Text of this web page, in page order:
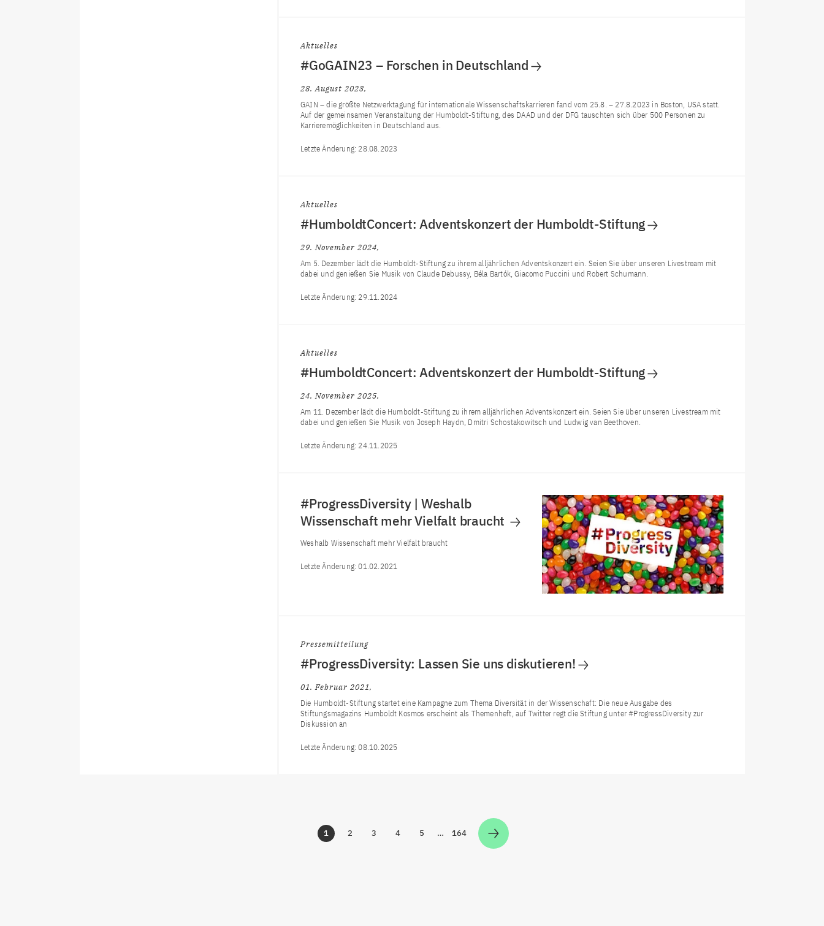
Aktuelles
#GoGAIN23 – Forschen in Deutschland
28. August 2023
GAIN – die größte Netzwerktagung für internationale Wissenschaftskarrieren fand vom 25.8. – 27.8.2023 in Boston, USA statt.
Auf der gemeinsamen Veranstaltung der Humboldt-Stiftung, des DAAD und der DFG tauschten sich über 500 Personen zu
Karrieremöglichkeiten in Deutschland aus.
Letzte Änderung: 28.08.2023
Aktuelles
#HumboldtConcert: Adventskonzert der Humboldt-Stiftung
29. November 2024
Am 5. Dezember lädt die Humboldt-Stiftung zu ihrem alljährlichen Adventskonzert ein. Seien Sie über unseren Livestream mit
dabei und genießen Sie Musik von Claude Debussy, Béla Bartók, Giacomo Puccini und Robert Schumann.
Letzte Änderung: 29.11.2024
Aktuelles
#HumboldtConcert: Adventskonzert der Humboldt-Stiftung
24. November 2025
Am 11. Dezember lädt die Humboldt-Stiftung zu ihrem alljährlichen Adventskonzert ein. Seien Sie über unseren Livestream mit
dabei und genießen Sie Musik von Joseph Haydn, Dmitri Schostakowitsch und Ludwig van Beethoven.
Letzte Änderung: 24.11.2025
#ProgressDiversity | Weshalb
Wissenschaft mehr Vielfalt braucht
Weshalb Wissenschaft mehr Vielfalt braucht
Letzte Änderung:01.02.2021
Pressemitteilung
#ProgressDiversity: Lassen Sie uns diskutieren!
01. Februar 2021
Die Humboldt-Stiftung startet eine Kampagne zum Thema Diversität in der Wissenschaft: Die neue Ausgabe des
Stiftungsmagazins Humboldt Kosmos erscheint als Themenheft, auf Twitter regt die Stiftung unter #ProgressDiversity zur
Diskussion an
Letzte Änderung:08.10.2025
Zur Seite
1 Zur Seite
2 Zur Seite
3 Zur Seite
4 Zur Seite
5 … Zur Seite
164